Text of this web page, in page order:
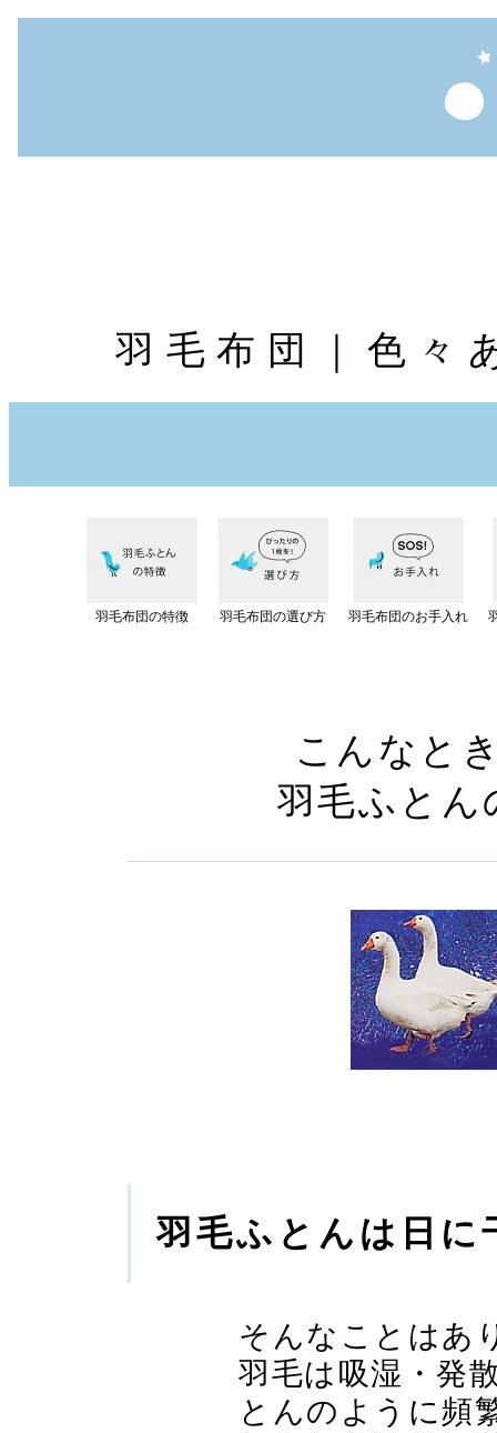
羽毛布団｜色々
羽毛布団の特徴 羽毛布団の選び方 羽毛布団のお手入れ
こんなと
羽毛ふとん
羽毛ふとんは日に
そんなことはあ
羽毛は吸湿・発
とんのように頻